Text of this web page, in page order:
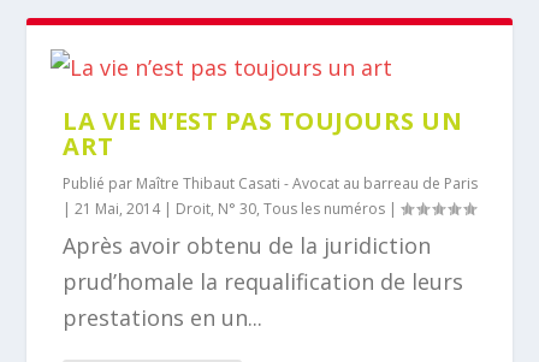
LA VIE N’EST PAS TOUJOURS UN
ART
Publié par Maître Thibaut Casati - Avocat au barreau de Paris
|21 Mai, 2014| Droit, N° 30,Tous les numéros |
Après avoir obtenu de la juridiction
prud’homale la requalification de leurs
prestations en un...